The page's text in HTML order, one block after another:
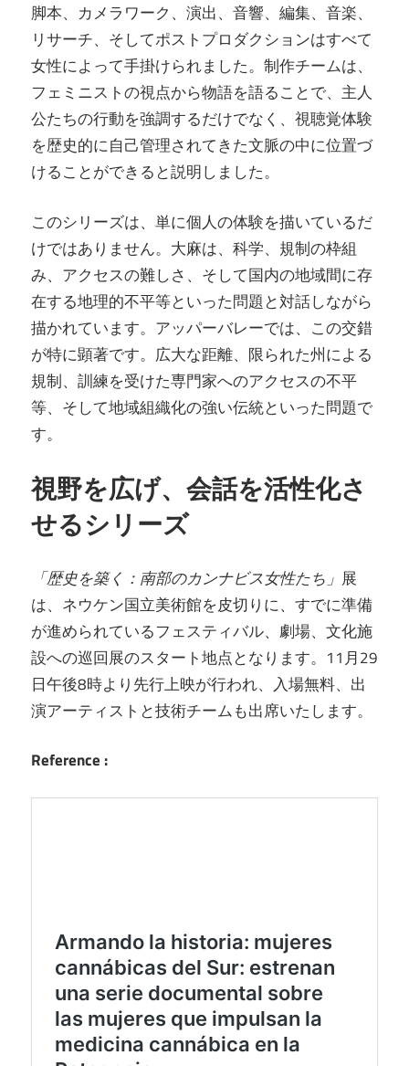
脚本、カメラワーク、演出、音響、編集、音楽、
リサーチ、そしてポストプロダクションはすべて
女性によって手掛けられました。制作チームは、
フェミニストの視点から物語を語ることで、主人
公たちの行動を強調するだけでなく、視聴覚体験
を歴史的に自己管理されてきた文脈の中に位置づ
けることができると説明しました。
このシリーズは、単に個人の体験を描いているだ
けではありません。大麻は、科学、規制の枠組
み、アクセスの難しさ、そして国内の地域間に存
在する地理的不平等といった問題と対話しながら
描かれています。アッパーバレーでは、この交錯
が特に顕著です。広大な距離、限られた州による
規制、訓練を受けた専門家へのアクセスの不平
等、そして地域組織化の強い伝統といった問題で
す。
視野を広げ、会話を活性化さ
せるシリーズ
「歴史を築く：南部のカンナビス女性たち」 展
は、ネウケン国立美術館を皮切りに、すでに準備
が進められているフェスティバル、劇場、文化施
設への巡回展のスタート地点となります。11月29
日午後8時より先行上映が行われ、入場無料、出
演アーティストと技術チームも出席いたします。
Reference :